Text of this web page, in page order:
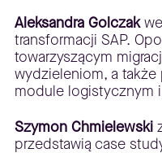
Aleksandra Golczak
transformacji SAP.
towarzyszącym
wydzieleniom, a także
module logistycznym
Szymon Chmielewski
przedstawią case